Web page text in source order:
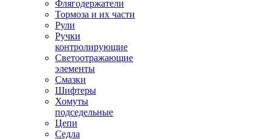
Флягодержатели
Тормоза и их части
Рули
Ручки
контролирующие
Светоотражающие
элементы
Смазки
Шифтеры
Хомуты
подседельные
Цепи
Седла